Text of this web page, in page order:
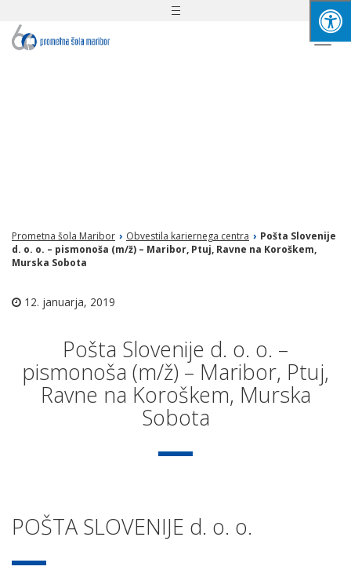
Toggle
Prometna šola Maribor › Obvestila kariernega centra › Pošta Slovenije
d. o. o. – pismonoša (m/ž) – Maribor, Ptuj, Ravne na Koroškem,
Murska Sobota
12. januarja, 2019
Pošta Slovenije d. o. o. –
pismonoša (m/ž) – Maribor, Ptuj,
Ravne na Koroškem, Murska
Sobota
POŠTA SLOVENIJE d. o. o.